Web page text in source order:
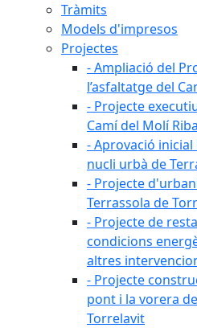
Tràmits
Models d'impresos
Projectes
- Ampliació del
l’asfaltatge del
- Projecte
Camí del Molí
- Aprovació
nucli urbà de
- Projecte
Terrassola de
- Projecte de
condicions
altres
- Projecte
pont i la vorera
Torrelavit